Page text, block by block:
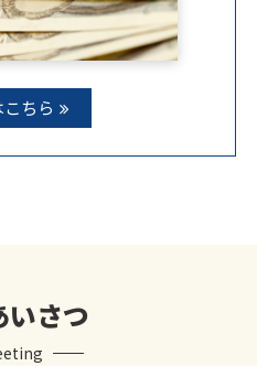
ちら
いさつ